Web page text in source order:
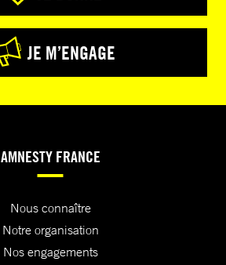
JE M’ENGAGE
AMNESTY FRANCE
Nous connaître
Notre organisation
Nos engagements